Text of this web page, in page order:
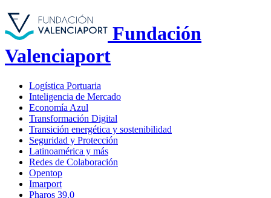
Fundación
Valenciaport
Logística Portuaria
Inteligencia de Mercado
Economía Azul
Transformación Digital
Transición energética y sostenibilidad
Seguridad y Protección
Latinoamérica y más
Redes de Colaboración
Opentop
Imarport
Pharos 39.0